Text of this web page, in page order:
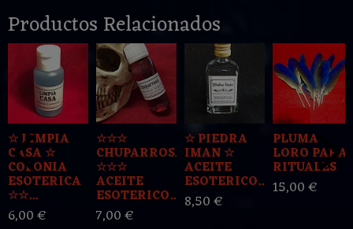
Productos Relacionados
☆ LIMPIA
CASA ☆
COLONIA
ESOTERICA
☆☆...
6,00 €
☆☆☆
CHUPARROSA
☆☆☆
ACEITE
ESOTERICO...
7,00 €
☆ PIEDRA
IMAN ☆
ACEITE
ESOTERICO...
8,50 €
PLUMA
LORO PARA
RITUALES
15,00 €